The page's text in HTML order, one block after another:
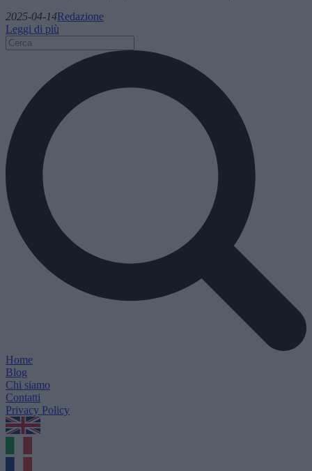
2025-04-14Redazione
Leggi di più
Home
Blog
Chi siamo
Contatti
Privacy Policy